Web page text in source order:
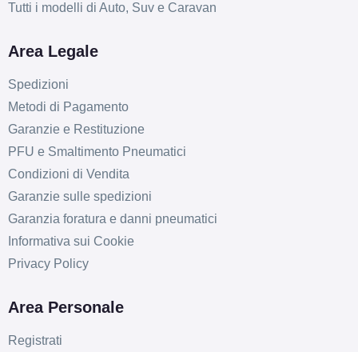
Tutti i modelli di Auto, Suv e Caravan
Area Legale
Spedizioni
Metodi di Pagamento
Garanzie e Restituzione
PFU e Smaltimento Pneumatici
Condizioni di Vendita
Garanzie sulle spedizioni
Garanzia foratura e danni pneumatici
Informativa sui Cookie
Privacy Policy
Area Personale
Registrati